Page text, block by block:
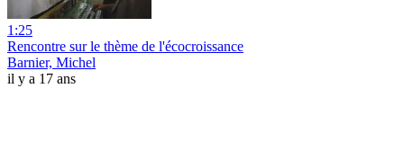
1:25
Rencontre sur le thème de l'écocroissance
Barnier, Michel
il y a 17 ans